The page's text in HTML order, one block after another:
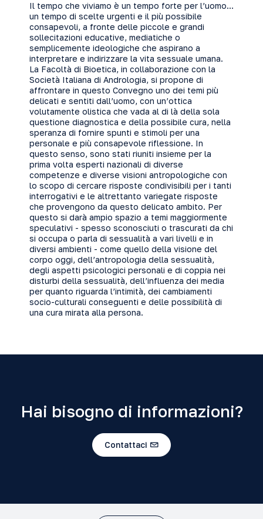
Il tempo che viviamo è un tempo forte per l’uomo…
un tempo di scelte urgenti e il più possibile
consapevoli, a fronte delle piccole e grandi
sollecitazioni educative, mediatiche o
semplicemente ideologiche che aspirano a
interpretare e indirizzare la vita sessuale umana.
La Facoltà di Bioetica, in collaborazione con la
Società Italiana di Andrologia, si propone di
affrontare in questo Convegno uno dei temi più
delicati e sentiti dall’uomo, con un’ottica
volutamente olistica che vada al di là della sola
questione diagnostica e della possibile cura, nella
speranza di fornire spunti e stimoli per una
personale e più consapevole riflessione. In
questo senso, sono stati riuniti insieme per la
prima volta esperti nazionali di diverse
competenze e diverse visioni antropologiche con
lo scopo di cercare risposte condivisibili per i tanti
interrogativi e le altrettanto variegate risposte
che provengono da questo delicato ambito. Per
questo si darà ampio spazio a temi maggiormente
speculativi - spesso sconosciuti o trascurati da chi
si occupa o parla di sessualità a vari livelli e in
diversi ambienti - come quello della visione del
corpo oggi, dell’antropologia della sessualità,
degli aspetti psicologici personali e di coppia nei
disturbi della sessualità, dell’influenza dei media
per quanto riguarda l’intimità, dei cambiamenti
socio-culturali conseguenti e delle possibilità di
una cura mirata alla persona.
Hai bisogno di informazioni?
Contattaci